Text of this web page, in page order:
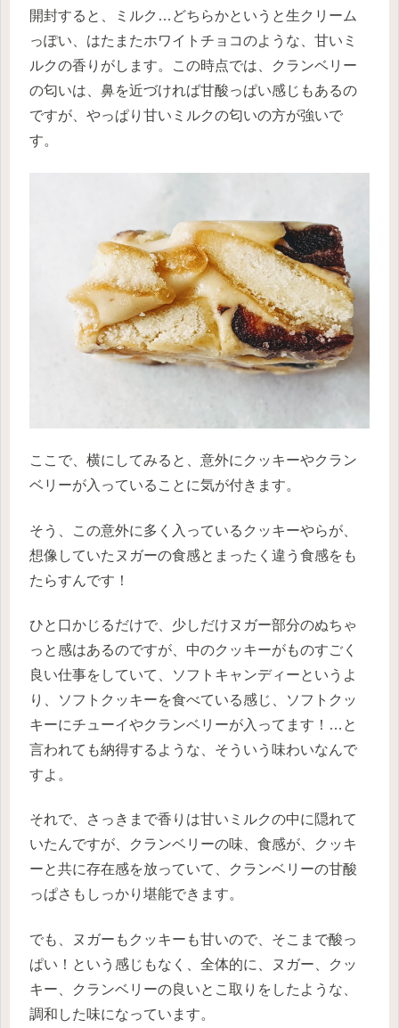
開封すると、ミルク…どちらかというと生クリーム
っぽい、はたまたホワイトチョコのような、甘いミ
ルクの香りがします。この時点では、クランベリー
の匂いは、鼻を近づければ甘酸っぱい感じもあるの
ですが、やっぱり甘いミルクの匂いの方が強いで
す。
ここで、横にしてみると、意外にクッキーやクラン
ベリーが入っていることに気が付きます。
そう、この意外に多く入っているクッキーやらが、
想像していたヌガーの食感とまったく違う食感をも
たらすんです！
ひと口かじるだけで、少しだけヌガー部分のぬちゃ
っと感はあるのですが、中のクッキーがものすごく
良い仕事をしていて、ソフトキャンディーというよ
り、ソフトクッキーを食べている感じ、ソフトクッ
キーにチューイやクランベリーが入ってます！…と
言われても納得するような、そういう味わいなんで
すよ。
それで、さっきまで香りは甘いミルクの中に隠れて
いたんですが、クランベリーの味、食感が、クッキ
ーと共に存在感を放っていて、クランベリーの甘酸
っぱさもしっかり堪能できます。
でも、ヌガーもクッキーも甘いので、そこまで酸っ
ぱい！という感じもなく、全体的に、ヌガー、クッ
キー、クランベリーの良いとこ取りをしたような、
調和した味になっています。